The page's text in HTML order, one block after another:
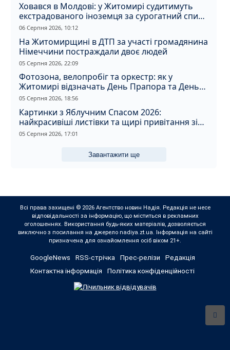
Ховався в Молдові: у Житомирі судитимуть
екстрадованого іноземця за сурогатний спирт
і відмивання грошей
06 Серпня 2026, 10:12
На Житомирщині в ДТП за участі громадянина
Німеччини постраждали двоє людей
05 Серпня 2026, 22:09
Фотозона, велопробіг та оркестр: як у
Житомирі відзначать День Прапора та День
Незалежності
05 Серпня 2026, 18:56
Картинки з Яблучним Спасом 2026:
найкрасивіші листівки та щирі привітання зі
святом
05 Серпня 2026, 17:01
Завантажити ще
Всі права захищені © 2026 Агентство новин Надія. Редакція не несе
відповідальності за інформацію, що міститься в рекламних
оголошеннях. Використання будь-яких матеріалів, дозволяється
виключно з посилання на джерело nadiya.zt.ua. Інформація на сайті
призначена для ознайомлення осіб віком 21+.
GoogleNews RSS-стрічка Прес-релізи
Редакція
Контактна інформація
Політика конфіденційності